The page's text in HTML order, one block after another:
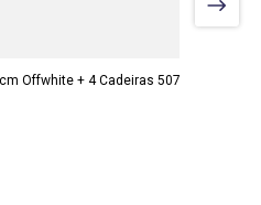
Offwhite + 4 Cadeiras 507